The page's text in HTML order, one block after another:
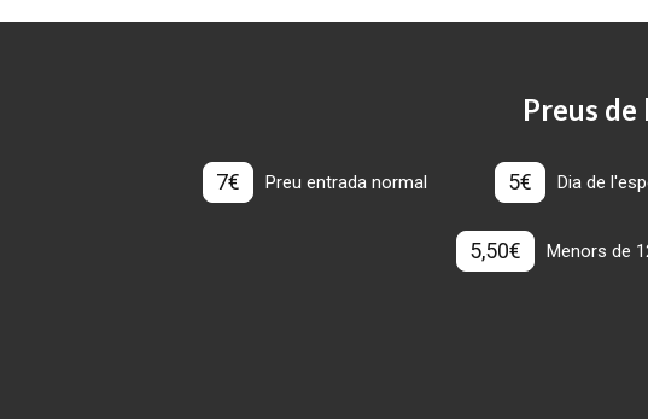
Preus de
7€ Preu entrada normal 5€ Dia de
5,50€ Menors de